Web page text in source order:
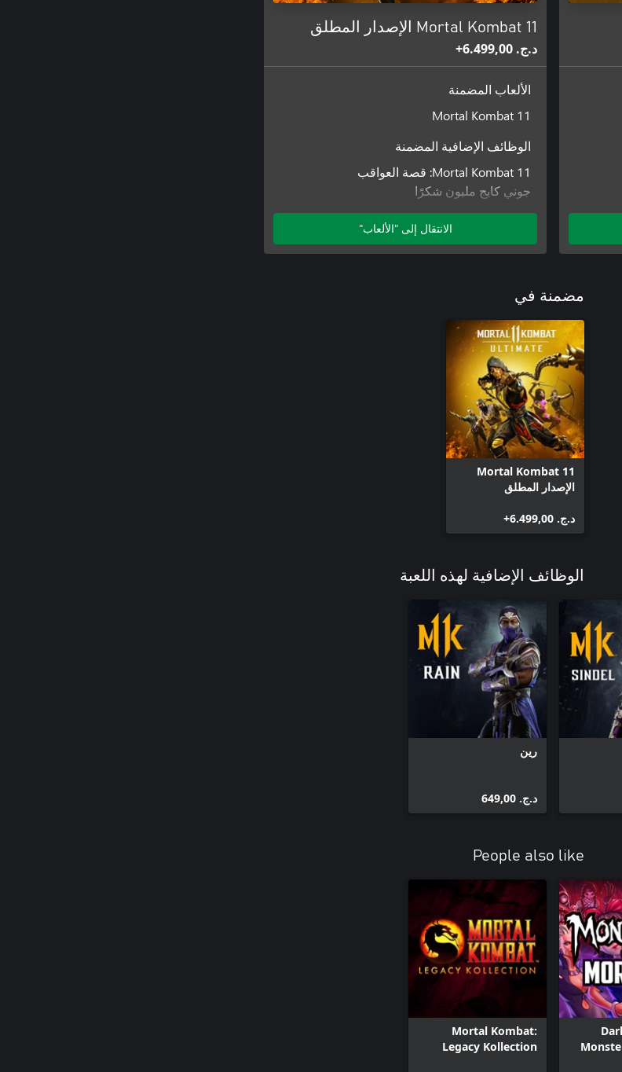
Mortal Kombat 11 الإصدار المطلق
د.ج.‏ 6.499,00+
الألعاب المضمنة
Mortal Kombat 11
الوظائف الإضافية المضمنة
Mortal Kombat 11: قصة العواقب
جوني كايج مليون شكرًا
حزمة مظهر حرارة الصيف
حزمة مظهر فتنة المرأة الكلاسيكية
حزمة مظهر عشية عيد جميع القديسين
حزمة مظهر الرعب القوطي
Time Lord في Apokolips Geras
حزمة أزياء DC Elseworlds
Hellspawn Jacqui
حزمة أزياء النهار
فوجين
كاسي كوين
الجوكر
حزمة 1 لمظهر النينجا أركيد الكلاسيكي
كاسي كلاسيكية
نايت وولف
جوني كايج تمثيل نينجا ميم
روبوكوب
شانغ تسونغ - إصدار حزمة القتال
شاو كان
شاو كان
شيفا
سيندل
War Games Sonya Blade
Spawn
تيرميناتور T-800
حزمة قتال 1 لـ Mortal Kombat 11
ميلينا
رين
حزمة قتال 2 لـ Mortal Kombat 11
Mortal Kombat 11: توسعة العواقب
المطلق
الانتقال إلى "الألعاب"
مضمنة في
Mortal Kombat 11
الإصدار المطلق
د.ج.‏ 6.499,00+
الوظائف الإضافية لهذه اللعبة
رين
د.ج.‏ 649,00
People also like
Mortal Kombat:
Legacy Kollection